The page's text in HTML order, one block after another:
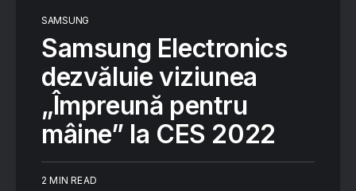
SAMSUNG
Samsung Electronics
dezvăluie viziunea
„Împreună pentru
mâine” la CES 2022
2 MIN READ